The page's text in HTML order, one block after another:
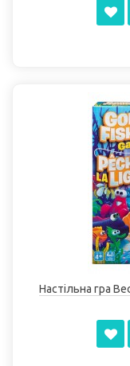
Настільна гра